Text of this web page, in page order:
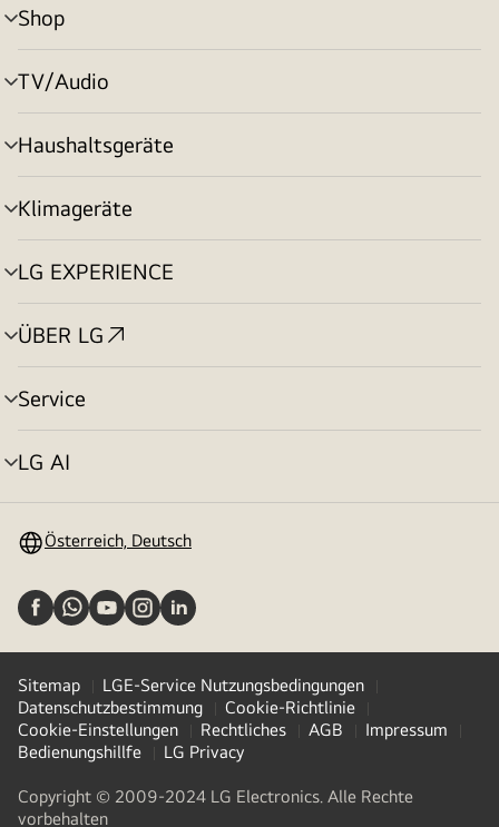
Shop
Menü
umschalten
TV/Audio
Menü
umschalten
Haushaltsgeräte
Menü
umschalten
Klimageräte
Menü
umschalten
LG EXPERIENCE
Menü
umschalten
ÜBER LG
Menü
umschalten
Service
Menü
umschalten
LG AI
Menü
Österreich, Deutsch
Sitemap
LGE-Service Nutzungsbedingungen
Datenschutzbestimmung
Cookie-Richtlinie
Cookie-Einstellungen
Rechtliches AGB
Impressum
Bedienungshillfe
LG Privacy
Copyright © 2009-2024 LG Electronics. Alle Rechte
vorbehalten